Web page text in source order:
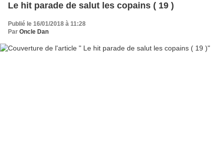
Le hit parade de salut les copains ( 19 )
Publié le 16/01/2018 à 11:28
Par Oncle Dan